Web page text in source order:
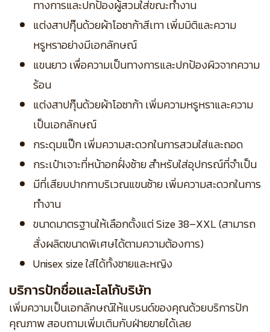
ทางการและปกป้องผู้สวมใส่ขณะทำงาน
แต่งสาปกุ๊นด้วยผ้าโอซาก้าสีเทา เพิ่มมิติและความ
หรูหราอย่างมีเอกลักษณ์
แขนยาว เพื่อความเป็นทางการและปกป้องผิวจากความ
ร้อน
แต่งสาปกุ๊นด้วยผ้าโอซาก้า เพิ่มความหรูหราและความ
เป็นเอกลักษณ์
กระดุมแป๊ก เพิ่มความสะดวกในการสวมใส่และถอด
กระเป๋าเจาะที่หน้าอกฝั่งซ้าย สำหรับใส่อุปกรณ์ที่จำเป็น
มีที่เสียบปากกาบริเวณแขนซ้าย เพิ่มความสะดวกในการ
ทำงาน
ขนาดมาตรฐานให้เลือกตั้งแต่ Size 38–XXL (สามารถ
สั่งผลิตขนาดพิเศษได้ตามความต้องการ)
Unisex size ใส่ได้ทั้งชายและหญิง
บริการปักชื่อและโลโก้บริษัท
เพิ่มความเป็นเอกลักษณ์ให้แบรนด์ของคุณด้วยบริการปัก
คุณภาพ สอบถามเพิ่มเติมกับฝ่ายขายได้เลย